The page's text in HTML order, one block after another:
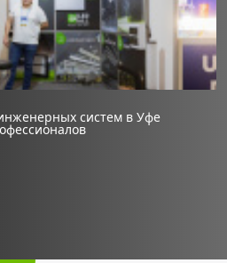
систем в Уфе